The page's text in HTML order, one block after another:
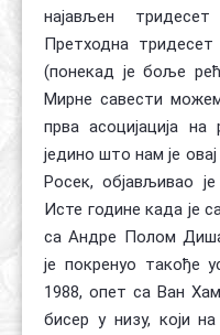
најављен
Претходна
(понекад је боље
Мирне савести
прва асоцијација
једино што нам је
Росек, објављивао
Исте године када је
са Андре Полом
је покренуо такође
1988, опет са Ван
бисер у низу, који